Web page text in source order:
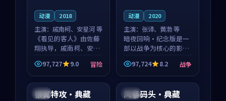
动漫 2018
主演： 戚南柯、安星河 等
《看见的客人》由佐藤
翔执导，戚南柯、安星
河领衔主演，是一部
2018年上映的泰国冒险
动漫。影片以海岸抒情
为切入，呈现一段从初
遇到告别都浸着真实情
97,727 9.0 冒险
动漫 2020
主演： 张译、黄渤 等
暗夜回响·纪念版是一
部以战争为核心的影视
作品，围绕危机、反转
与人物成长展开，整体
节奏紧凑，值得推荐观
97,724 8.2 战争
英国
银翼特攻·典藏
日本
风暴码头·典藏